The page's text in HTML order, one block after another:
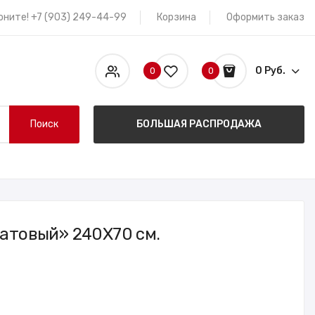
+7 (903) 249-44-99 Корзина Оформить заказ
0 0 0 Руб.
Поиск БОЛЬШАЯ РАСПРОДАЖА
240X70 см.